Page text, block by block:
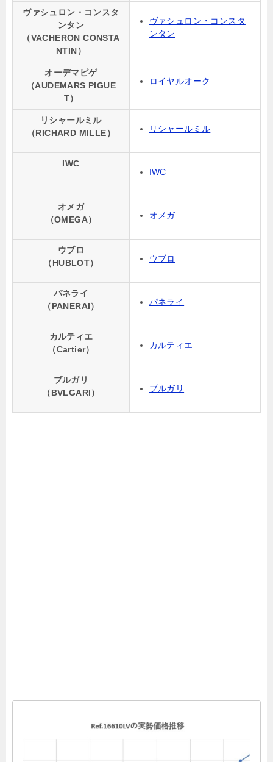
ヴァシュロン・コンスタ
ンタン
（VACHERON CONSTA
NTIN）
ヴァシュロン・コンスタ
ンタン
オーデマピゲ
（AUDEMARS PIGUE
T）
ロイヤルオーク
リシャールミル
（RICHARD MILLE）
リシャールミル
IWC
IWC
オメガ
（OMEGA）
オメガ
ウブロ
（HUBLOT）
ウブロ
パネライ
（PANERAI）
パネライ
カルティエ
（Cartier）
カルティエ
ブルガリ
（BVLGARI）
ブルガリ